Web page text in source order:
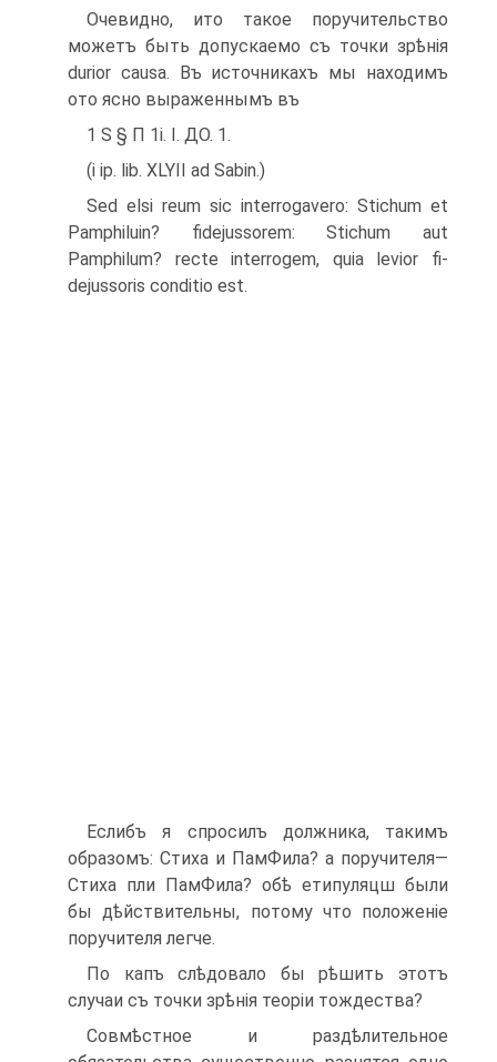
Очевидно, ито такое поручительство
можетъ быть допускаемо съ точки зрѣнія
durior causa. Въ источникахъ мы находимъ
ото ясно вы­раженнымъ въ
1 S § П 1і. I. ДО. 1.
(і ip. lib. XLYII ad Sabin.)
Sed elsi reum sic interrogavero: Stichum et
Pamphiluin? fidejusso­rem: Stichum aut
Pamphilum? recte interrogem, quia levior fi­
dejussoris conditio est.
Еслибъ я спросилъ должника, такимъ
образомъ: Стиха и Пам­Фила? а поручителя—
Стиха пли ПамФила? обѣ етипуляцш были
бы дѣйствительны, потому что положе­ніе
поручителя легче.
По капъ слѣдовало бы рѣшить этотъ
случаи съ точки зрѣнія тео­ріи тождества?
Совмѣстное и раздѣлительное